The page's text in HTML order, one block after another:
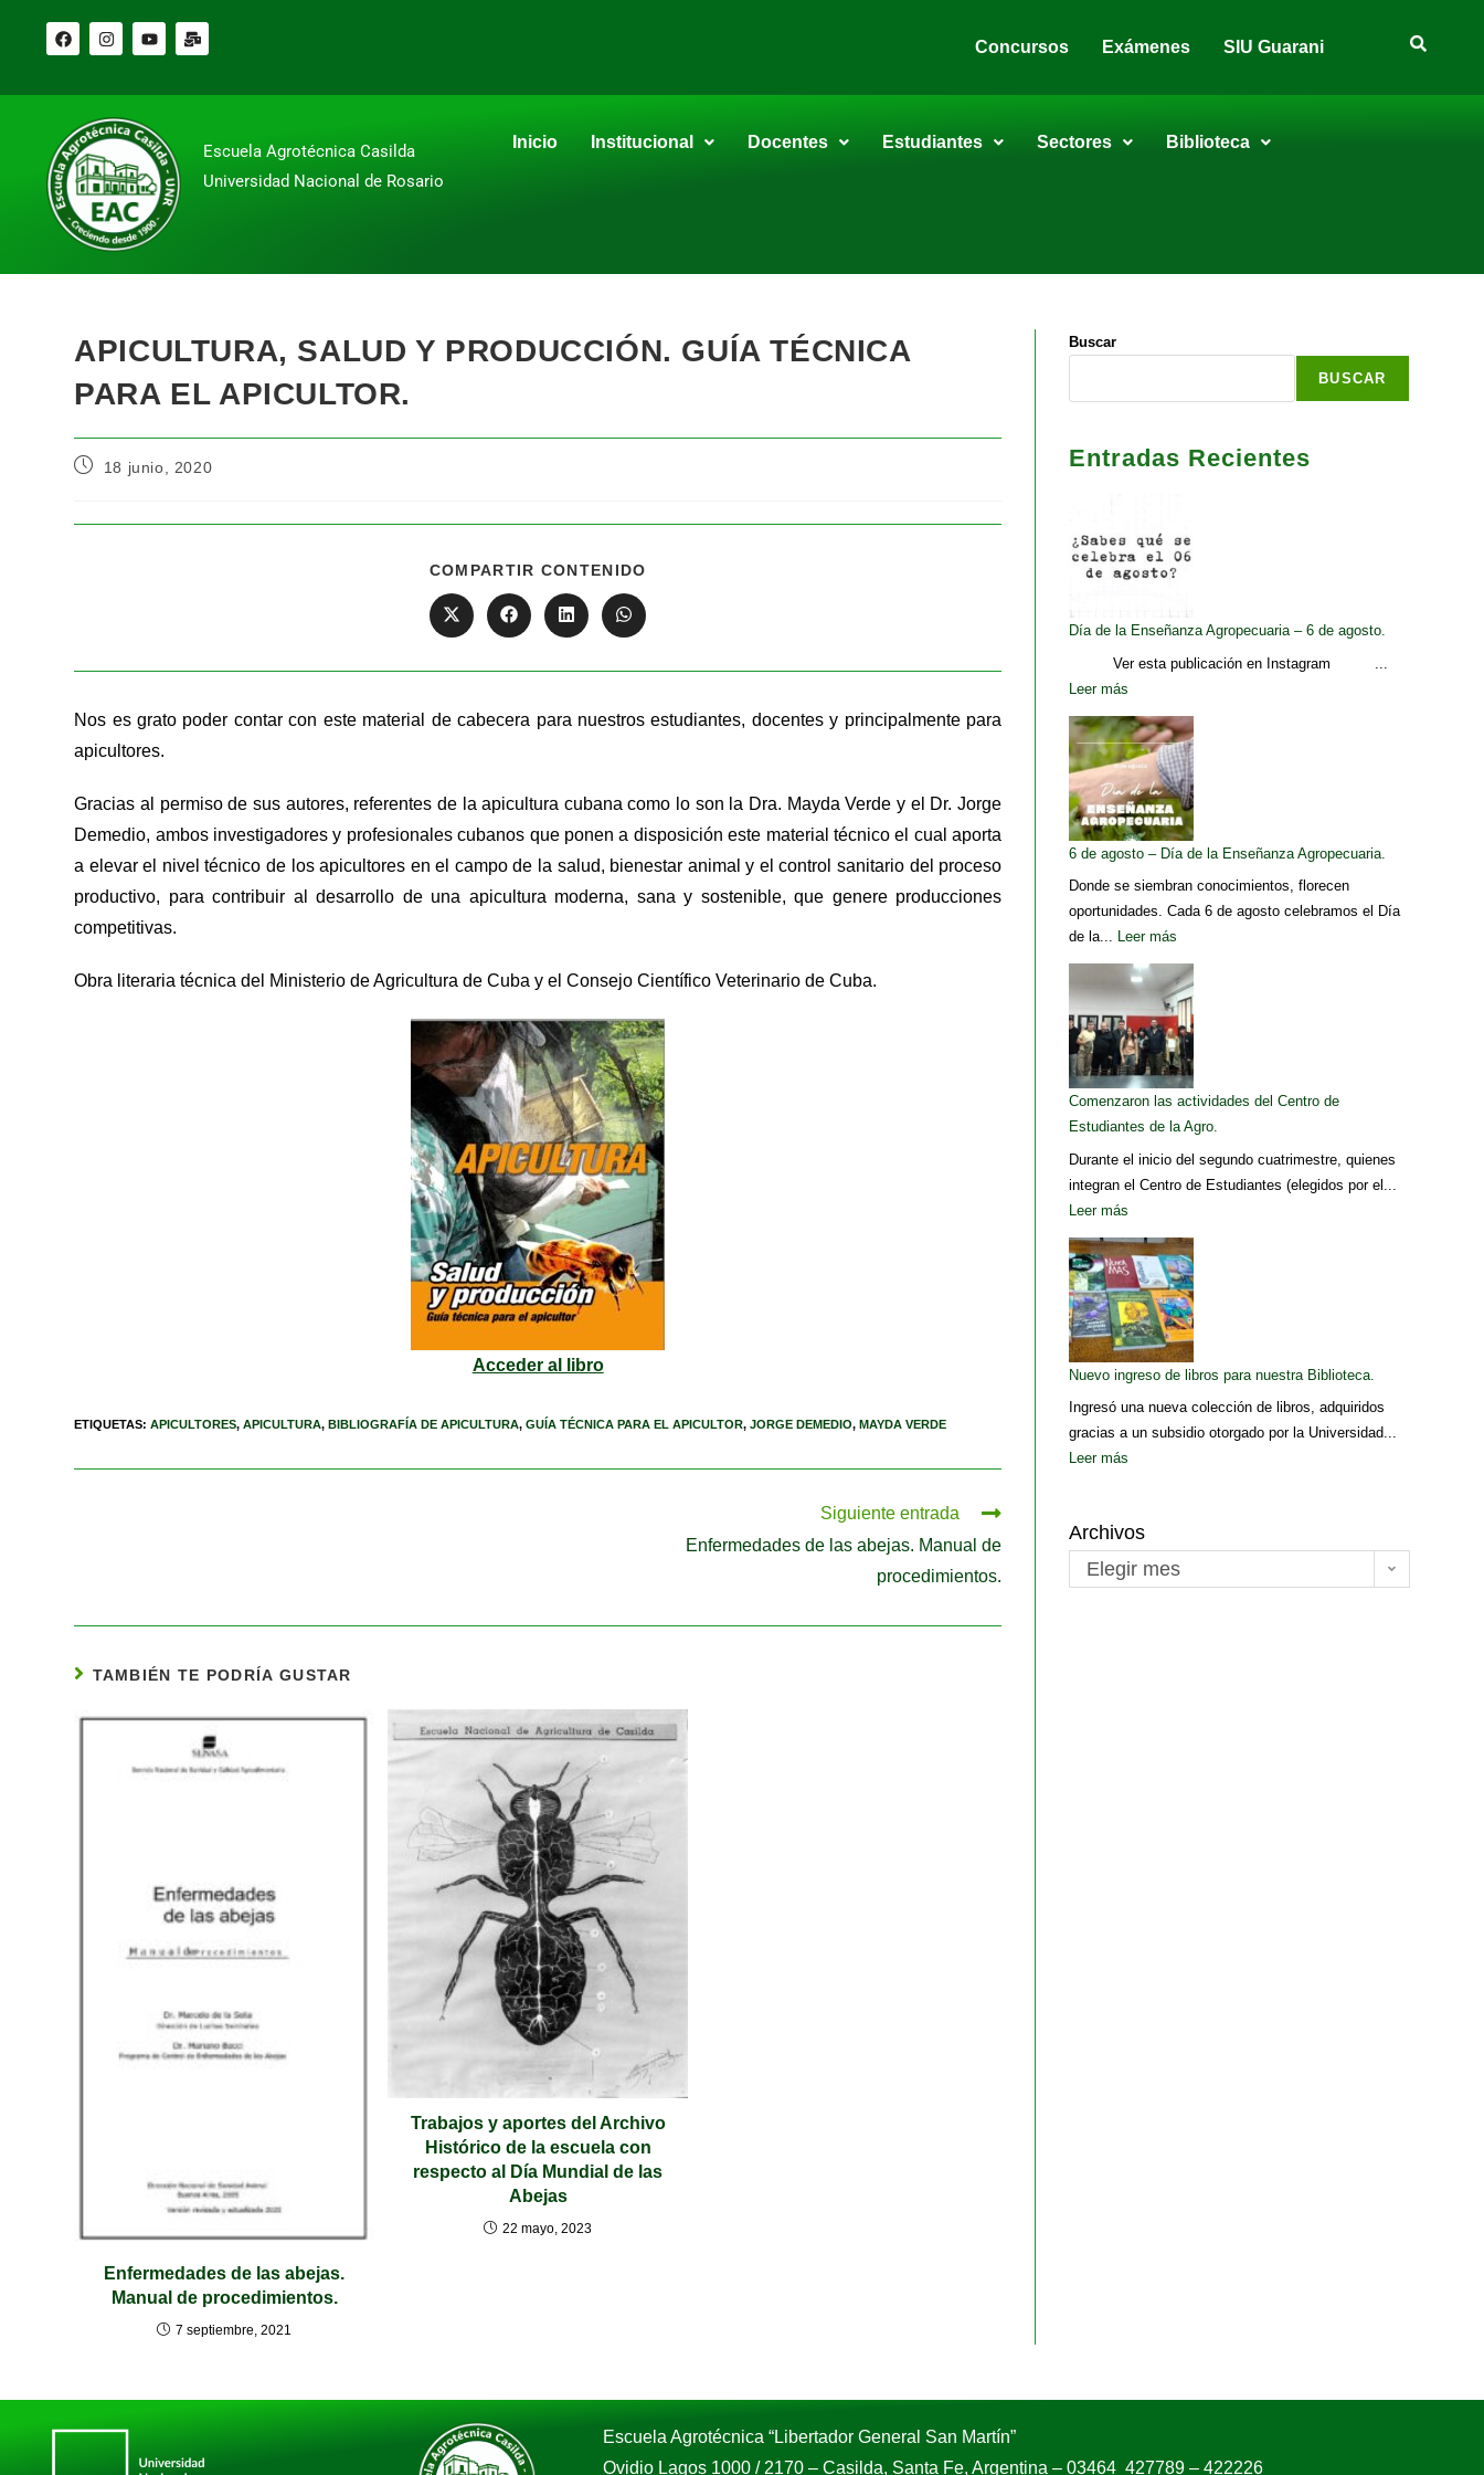
Concursos Exámenes SIU Guarani
Escuela Agrotécnica Casilda
Universidad Nacional de Rosario
Inicio Institucional Docentes Estudiantes Sectores Biblioteca
APICULTURA, SALUD Y PRODUCCIÓN. GUÍA TÉCNICA
PARA EL APICULTOR.
18 junio, 2020
COMPARTIR CONTENIDO
Nos es grato poder contar con este material de cabecera para nuestros estudiantes, docentes y principalmente para
apicultores.
Gracias al permiso de sus autores, referentes de la apicultura cubana como lo son la Dra. Mayda Verde y el Dr. Jorge
Demedio, ambos investigadores y profesionales cubanos que ponen a disposición este material técnico el cual aporta
a elevar el nivel técnico de los apicultores en el campo de la salud, bienestar animal y el control sanitario del proceso
productivo, para contribuir al desarrollo de una apicultura moderna, sana y sostenible, que genere producciones
competitivas.
Obra literaria técnica del Ministerio de Agricultura de Cuba y el Consejo Científico Veterinario de Cuba.
Acceder al libro
ETIQUETAS:APICULTORES, APICULTURA, BIBLIOGRAFÍA DE APICULTURA, GUÍA TÉCNICA PARA EL APICULTOR, JORGE DEMEDIO, MAYDA VERDE
Siguiente entrada
Enfermedades de las abejas. Manual de
procedimientos.
TAMBIÉN TE PODRÍA GUSTAR
Enfermedades de las abejas.
Manual de procedimientos.
7 septiembre, 2021
Trabajos y aportes del Archivo
Histórico de la escuela con
respecto al Día Mundial de las
Abejas
22 mayo, 2023
Buscar
BUSCAR
Entradas Recientes
Día de la Enseñanza Agropecuaria – 6 de agosto.
Ver esta publicación en Instagram ...
Leer más
6 de agosto – Día de la Enseñanza Agropecuaria.
Donde se siembran conocimientos, florecen
oportunidades. Cada 6 de agosto celebramos el Día
de la... Leer más
Comenzaron las actividades del Centro de
Estudiantes de la Agro.
Durante el inicio del segundo cuatrimestre, quienes
integran el Centro de Estudiantes (elegidos por el...
Leer más
Nuevo ingreso de libros para nuestra Biblioteca.
Ingresó una nueva colección de libros, adquiridos
gracias a un subsidio otorgado por la Universidad...
Leer más
Archivos
Elegir mes
Escuela Agrotécnica “Libertador General San Martín”
Ovidio Lagos 1000 / 2170 – Casilda, Santa Fe, Argentina – 03464 427789 – 422226